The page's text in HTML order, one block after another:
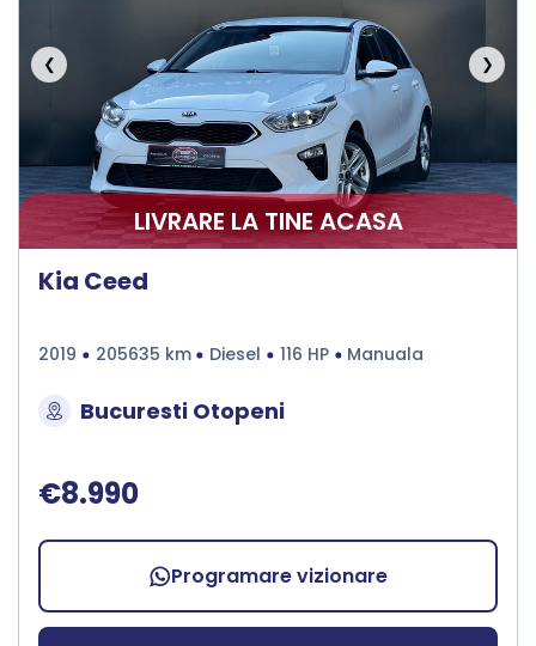
❮ ❯
LIVRARE LA TINE ACASA
Kia Ceed
2019 205635 km Diesel 116 HP Manuala
Bucuresti Otopeni
€8.990
Programare vizionare